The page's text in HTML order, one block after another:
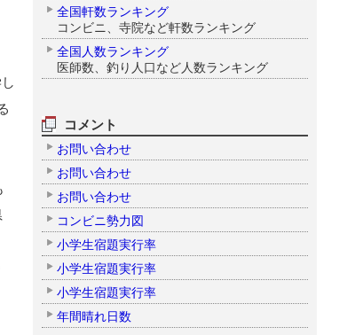
全国軒数ランキング
コンビニ、寺院など軒数ランキング
全国人数ランキング
医師数、釣り人口など人数ランキング
コメント
お問い合わせ
お問い合わせ
お問い合わせ
コンビニ勢力図
小学生宿題実行率
小学生宿題実行率
小学生宿題実行率
年間晴れ日数